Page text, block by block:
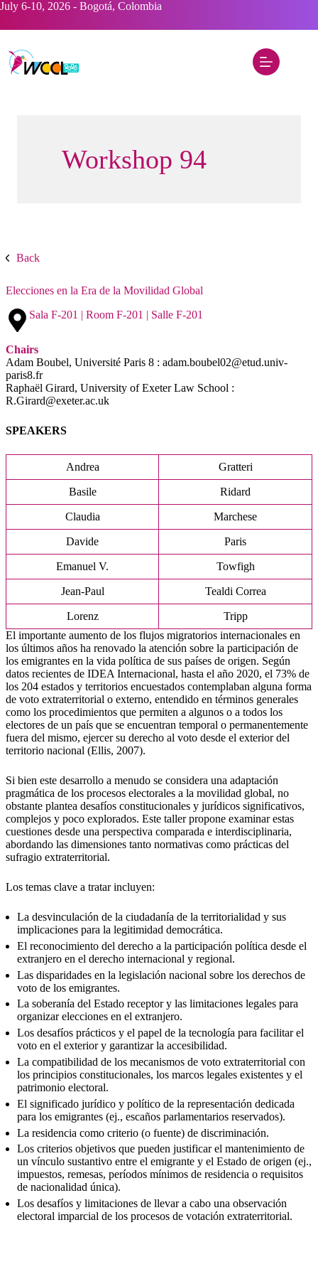
Saltar
contenido
July 6-10, 2026 - Bogotá, Colombia
Workshop 94
Back
Elecciones en la Era de la Movilidad Global
Sala F-201 | Room F-201 | Salle F-201
Chairs
Adam Boubel, Université Paris 8 : adam.boubel02@etud.univ-
paris8.fr
Raphaël Girard, University of Exeter Law School :
R.Girard@exeter.ac.uk
SPEAKERS
Andrea Gratteri
Basile Ridard
Claudia Marchese
Davide Paris
Emanuel V. Towfigh
Jean-Paul Tealdi Correa
Lorenz
Tripp
El importante aumento de los flujos migratorios internacionales en
los últimos años ha renovado la atención sobre la participación de
los emigrantes en la vida política de sus países de origen. Según
datos recientes de IDEA Internacional, hasta el año 2020, el 73% de
los 204 estados y territorios encuestados contemplaban alguna forma
de voto extraterritorial o externo, entendido en términos generales
como los procedimientos que permiten a algunos o a todos los
electores de un país que se encuentran temporal o permanentemente
fuera del mismo, ejercer su derecho al voto desde el exterior del
territorio nacional (Ellis, 2007).
Si bien este desarrollo a menudo se considera una adaptación
pragmática de los procesos electorales a la movilidad global, no
obstante plantea desafíos constitucionales y jurídicos significativos,
complejos y poco explorados. Este taller propone examinar estas
cuestiones desde una perspectiva comparada e interdisciplinaria,
abordando las dimensiones tanto normativas como prácticas del
sufragio extraterritorial.
Los temas clave a tratar incluyen:
La desvinculación de la ciudadanía de la territorialidad y sus
implicaciones para la legitimidad democrática.
El reconocimiento del derecho a la participación política desde el
extranjero en el derecho internacional y regional.
Las disparidades en la legislación nacional sobre los derechos de
voto de los emigrantes.
La soberanía del Estado receptor y las limitaciones legales para
organizar elecciones en el extranjero.
Los desafíos prácticos y el papel de la tecnología para facilitar el
voto en el exterior y garantizar la accesibilidad.
La compatibilidad de los mecanismos de voto extraterritorial con
los principios constitucionales, los marcos legales existentes y el
patrimonio electoral.
El significado jurídico y político de la representación dedicada
para los emigrantes (ej., escaños parlamentarios reservados).
La residencia como criterio (o fuente) de discriminación.
Los criterios objetivos que pueden justificar el mantenimiento de
un vínculo sustantivo entre el emigrante y el Estado de origen (ej.,
impuestos, remesas, períodos mínimos de residencia o requisitos
de nacionalidad única).
Los desafíos y limitaciones de llevar a cabo una observación
electoral imparcial de los procesos de votación extraterritorial.